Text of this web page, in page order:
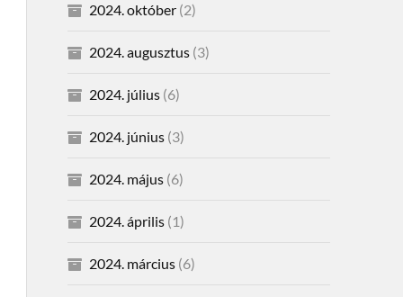
2024. október(2)
2024. augusztus(3)
2024. július(6)
2024. június(3)
2024. május(6)
2024. április(1)
2024. március(6)